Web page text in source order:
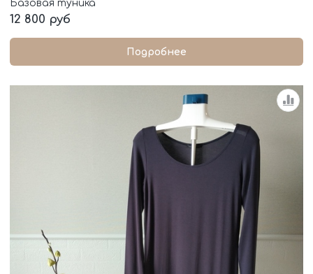
Базовая туника
12 800 руб
Подробнее